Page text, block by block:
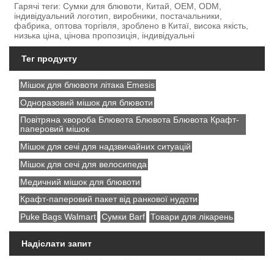
Гарячі теги: Сумки для блювоти, Китай, OEM, ODM,
індивідуальний логотип, виробники, постачальники,
фабрика, оптова торгівля, зроблено в Китаї, висока якість,
низька ціна, цінова пропозиція, індивідуальні
Тег продукту
Мішок для блювоти літака Emesis
Одноразовий мішок для блювоти
Повітряна хвороба Блювота Блювота Блювота Крафт-
паперовий мішок
Мішок для сечі для надзвичайних ситуацій
Мішок для сечі для велосипеда
Медичний мішок для блювоти
Крафт-паперовий пакет від ранкової нудоти
Puke Bags Walmart Сумки Barf Товари для лікарень
Надіслати запит